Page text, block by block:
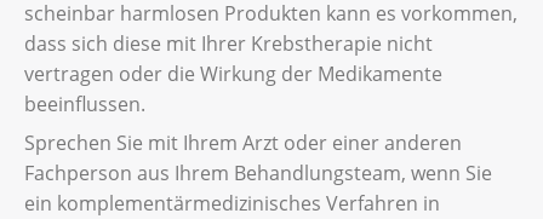
scheinbar harmlosen Produkten kann es vorkommen,
dass sich diese mit Ihrer Krebstherapie nicht
vertragen oder die Wirkung der Medikamente
beeinflussen.
Sprechen Sie mit Ihrem Arzt oder einer anderen
Fachperson aus Ihrem Behandlungsteam, wenn Sie
ein komplementärmedizinisches Verfahren in